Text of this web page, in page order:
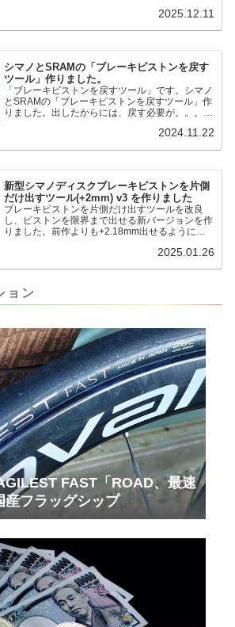
るようになりました。シンワ測定(Shinwa
Sokutei)￥1,375Amazon.c...
2025.12.11
シマノとSRAMの「ブレーキピストンを戻す
ツール」作りました。
「ブレーキピストンを戻すツール」です。シマノ
とSRAMの「ブレーキピストンを戻すツール」作
りました。出したからには、戻す必要が。。。で
だと。。。▶「ブレーキピストンを戻すツール」
るのかというと、出ているピス...
2024.11.22
新型シマノディスクブレーキピストンを片側
だけ出すツール(+2mm) v3 を作りました
ブレーキピストンを片側だけ出すツールを改良
し、ピストンを限界まで出せる新バージョンを作
りました。前作よりも+2.18mm出せるようにな
って、オイル漏れするまで試しました。最も安全
ましたが、ギリギリまで攻めてますのでピストン
内部の汚れをさらに掃除できると思います。前作
2025.01.26
ョン
FAST「ROAD、最速
産フラッグシップ